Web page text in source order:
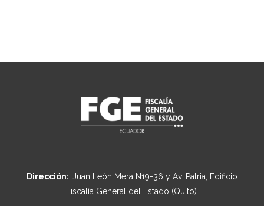
Dirección: Juan León Mera N19-36 y Av. Patria, Edificio
Fiscalía General del Estado (Quito).